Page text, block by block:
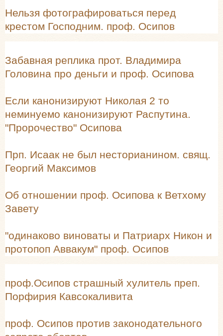
Нельзя фотографироваться перед
крестом Господним. проф. Осипов
Забавная реплика прот. Владимира
Головина про деньги и проф. Осипова
Если канонизируют Николая 2 то
неминуемо канонизируют Распутина.
"Пророчество" Осипова
Прп. Исаак не был несторианином. свящ.
Георгий Максимов
Об отношении проф. Осипова к Ветхому
Завету
"одинаково виноваты и Патриарх Никон и
протопоп Аввакум" проф. Осипов
проф.Осипов страшный хулитель преп.
Порфирия Кавсокаливита
проф. Осипов против законодательного